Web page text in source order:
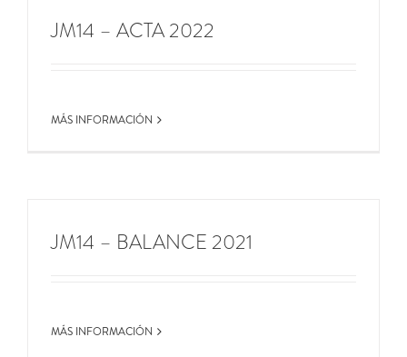
JM14 – ACTA 2022
MÁS INFORMACIÓN
JM14 – BALANCE 2021
MÁS INFORMACIÓN